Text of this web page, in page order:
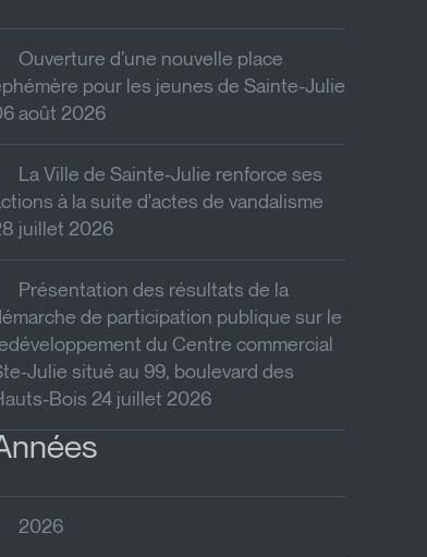
Ouverture d’une nouvelle place
pour les jeunes de Sainte-Julie
août 2026
La Ville de Sainte-Julie renforce ses
à la suite d'actes de vandalisme
juillet 2026
Présentation des résultats de la
de participation publique sur le
du Centre commercial
Julie situé au 99, boulevard des
Bois 24 juillet 2026
2026